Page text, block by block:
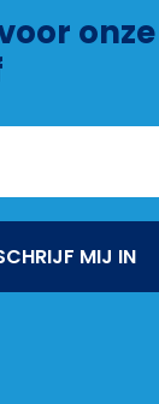
onze
MIJ IN